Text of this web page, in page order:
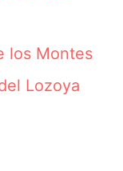
los Montes
Lozoya